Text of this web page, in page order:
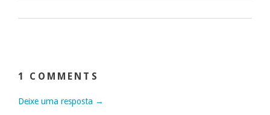
1 COMMENTS
Deixe uma resposta →